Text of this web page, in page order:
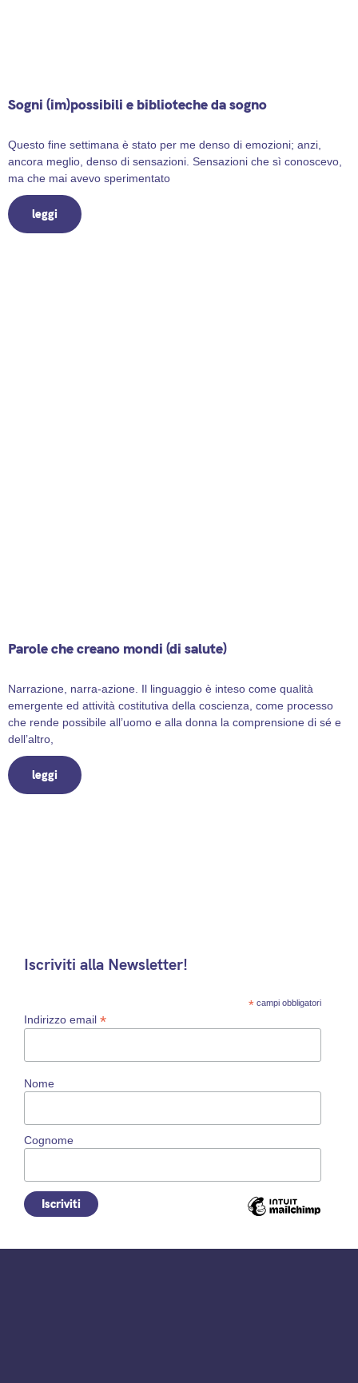
Sogni (im)possibili e biblioteche da sogno
Questo fine settimana è stato per me denso di emozioni; anzi,
ancora meglio, denso di sensazioni. Sensazioni che sì conoscevo,
ma che mai avevo sperimentato
leggi
Parole che creano mondi (di salute)
Narrazione, narra-azione. Il linguaggio è inteso come qualità
emergente ed attività costitutiva della coscienza, come processo
che rende possibile all’uomo e alla donna la comprensione di sé e
dell’altro,
leggi
Iscriviti alla Newsletter!
* campi obbligatori
Indirizzo email *
Nome
Cognome